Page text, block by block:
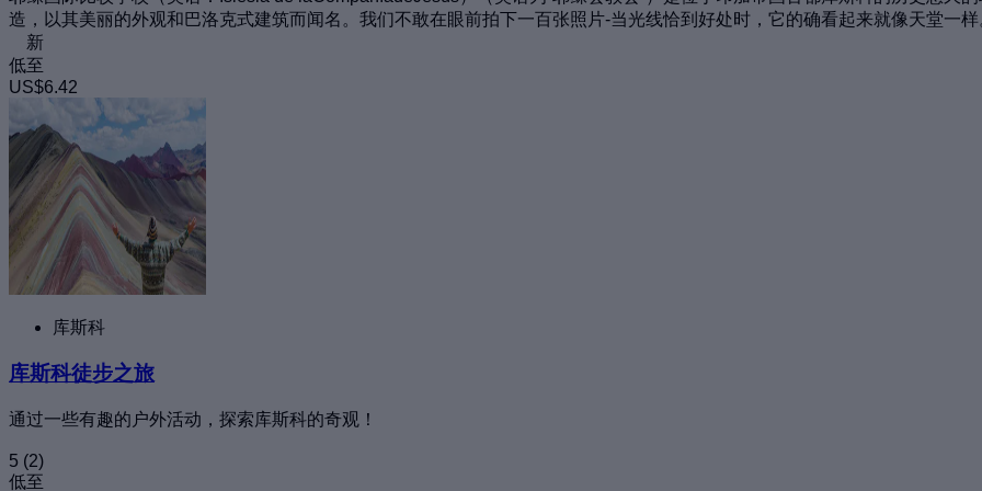
造，以其美丽的外观和巴洛克式建筑而闻名。我们不敢在眼前拍下一百张照片-当光线恰到好处时，它的确看起来就像天堂一
新
低至
US$6.42
库斯科
库斯科徒步之旅
通过一些有趣的户外活动，探索库斯科的奇观！
5 (2)
低至